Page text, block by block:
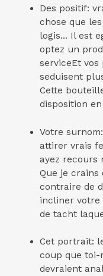
Des positif:
chose que
logis... Il est
optez un
serviceEt vos
seduisent
Cette
disposition
Votre
attirer vrais
ayez recours
Que je crains
contraire de
incliner votre
de tacht
Cet portrait:
coup que toi-
devraient